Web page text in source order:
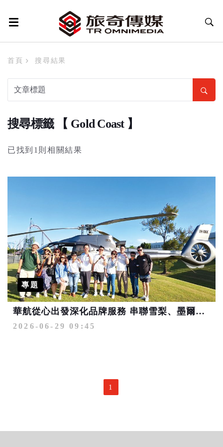
首頁 搜尋結果
搜尋標籤 【 Gold Coast 】
已找到1則相關結果
專題
華航從心出發深化品牌服務 串聯雪梨、墨爾本、布里斯本3大澳洲航點優勢 掌握大洋洲市場上揚趨勢搶占商機
2026-06-29 09:45
1